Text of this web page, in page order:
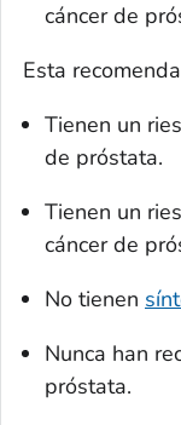
cáncer de
Esta
Tienen un
de próstata.
Tienen un
cáncer de
No tienen
Nunca han
próstata.